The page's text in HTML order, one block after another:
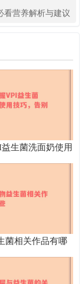
看营养解析与建议
生菌洗面奶使用
恼
菌相关作品有哪